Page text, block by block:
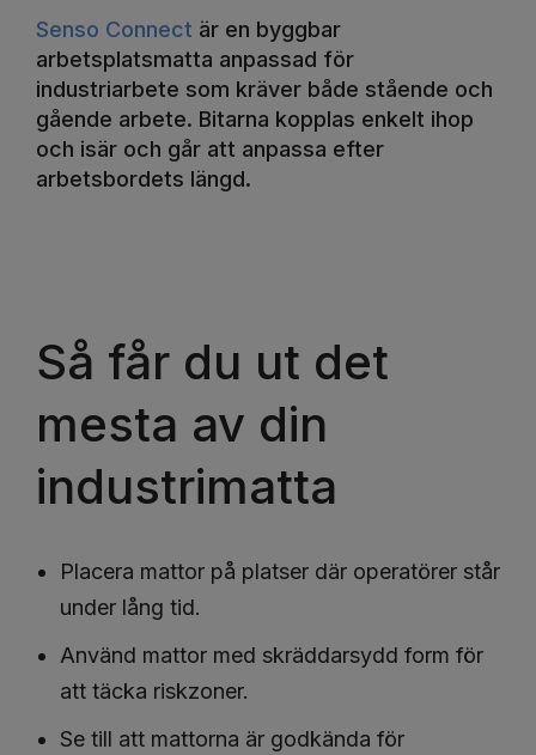
Senso Connect är en byggbar
arbetsplatsmatta anpassad för
industriarbete som kräver både stående och
gående arbete. Bitarna kopplas enkelt ihop
och isär och går att anpassa efter
arbetsbordets längd.
Så får du ut det
mesta av din
industrimatta
Placera mattor på platser där operatörer står
under lång tid.
Använd mattor med skräddarsydd form för
att täcka riskzoner.
Se till att mattorna är godkända för